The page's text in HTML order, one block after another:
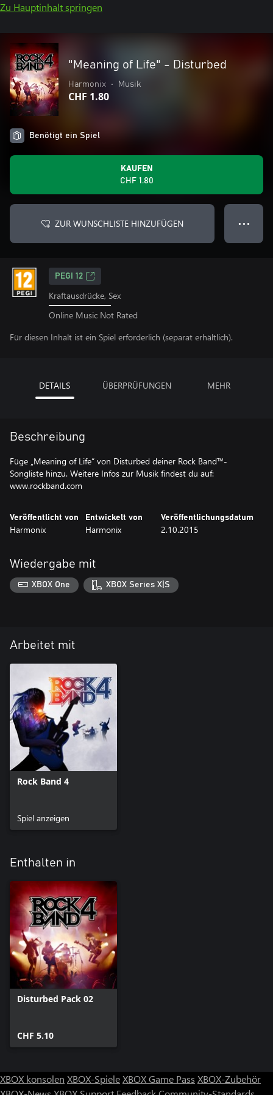
Zu Hauptinhalt springen
"Meaning of Life" - Disturbed
Harmonix • Musik
CHF 1.80
Benötigt ein Spiel
KAUFEN
CHF 1.80
ZUR WUNSCHLISTE HINZUFÜGEN ● ● ●
PEGI 12
Kraftausdrücke, Sex
Online Music Not Rated
Für diesen Inhalt ist ein Spiel erforderlich (separat erhältlich).
DETAILS ÜBERPRÜFUNGEN MEHR
Beschreibung
Füge „Meaning of Life“ von Disturbed deiner Rock Band™-
Songliste hinzu. Weitere Infos zur Musik findest du auf:
www.rockband.com
Veröffentlicht von
Harmonix
Entwickelt von
Harmonix
Veröffentlichungsdatum
2.10.2015
Wiedergabe mit
XBOX One XBOX Series X|S
Arbeitet mit
Rock Band 4
Spiel anzeigen
Enthalten in
Disturbed Pack 02
CHF 5.10
XBOX konsolen XBOX-SpieleXBOX Game Pass XBOX-Zubehör